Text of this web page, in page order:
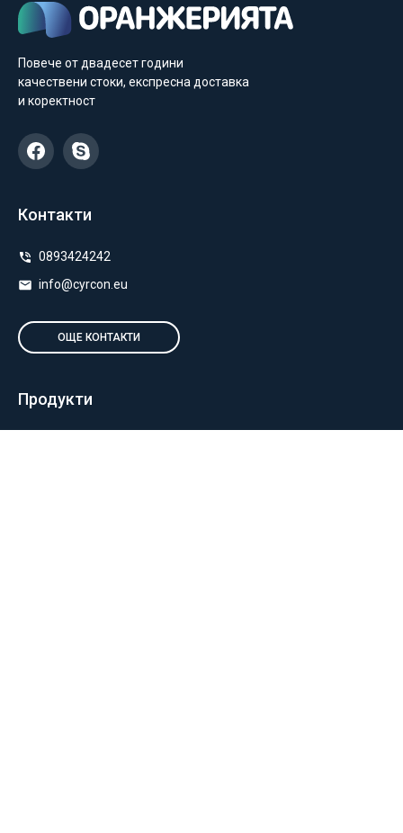
Повече от двадесет години
качествени стоки, експресна доставка
и коректност
Контакти
0893424242
info@cyrcon.eu
ОЩЕ КОНТАКТИ
Продукти